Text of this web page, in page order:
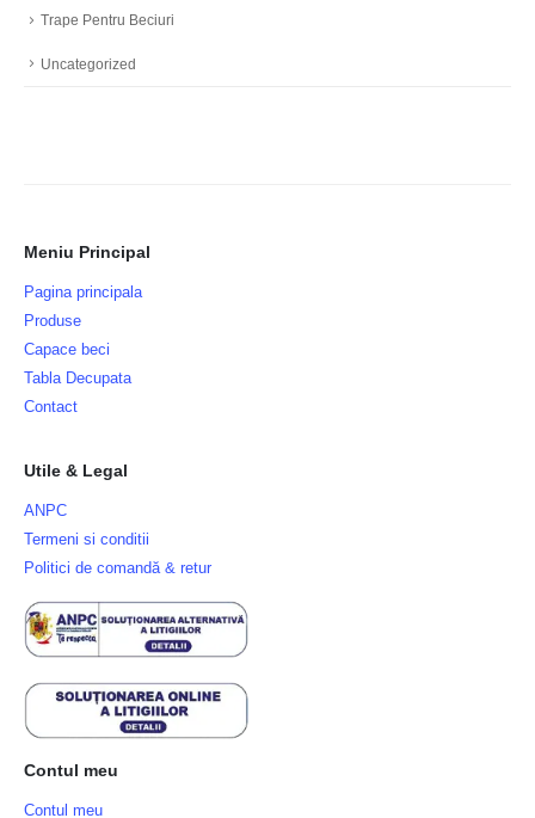
Trape Pentru Beciuri
Uncategorized
Meniu Principal
Pagina principala
Produse
Capace beci
Tabla Decupata
Contact
Utile & Legal
ANPC
Termeni si conditii
Politici de comandă & retur
Contul meu
Contul meu